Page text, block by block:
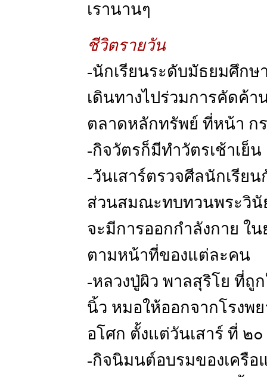
เรานานๆ
ชีวิตรายวัน
-นักเรียนระดับมัธยมศึก
เดินทางไปร่วมการคัดค้า
ตลาดหลักทรัพย์ ที่หน้า ก
-กิจวัตรก็มีทำวัตรเช้าเย็
-วันเสาร์ตรวจศีลนักเรีย
ส่วนสมณะทบทวนพระวิ
จะมีการออกกำลังกาย ใ
ตามหน้าที่ของแต่ละคน
-หลวงปู่ผิว พาลสุริโย ที่ถู
นิ้ว หมอให้ออกจากโรงพ
อโศก ตั้งแต่วันเสาร์ ที่ ๒
-กิจนิมนต์อบรมของเครื